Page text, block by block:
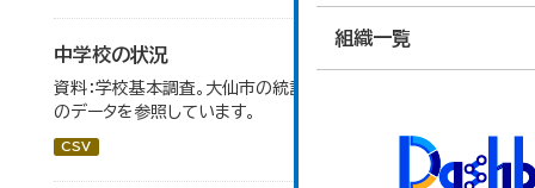
組織一覧
中学校の状況
資料：学校基本調査。大仙市の統計「14-5 中学校の状況」
のデータを参照しています。
CSV